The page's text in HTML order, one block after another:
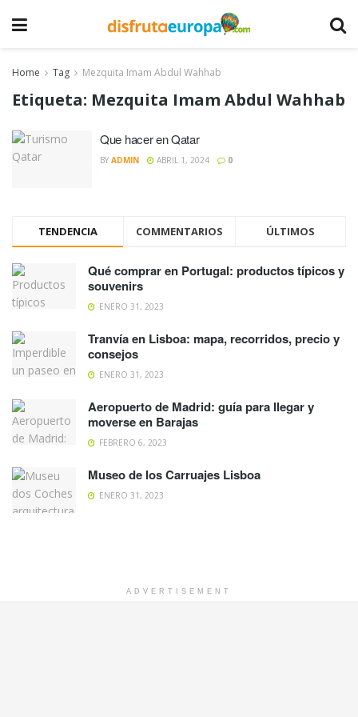
Home Tag Mezquita Imam Abdul Wahhab
Etiqueta: Mezquita Imam Abdul Wahhab
Que hacer en Qatar
BY ADMIN ABRIL 1, 2024 0
TENDENCIA COMMENTARIOS ÚLTIMOS
Qué comprar en Portugal: productos típicos y
souvenirs
ENERO 31, 2023
Tranvía en Lisboa: mapa, recorridos, precio y
consejos
ENERO 31, 2023
Aeropuerto de Madrid: guía para llegar y
moverse en Barajas
FEBRERO 6, 2023
Museo de los Carruajes Lisboa
ENERO 31, 2023
ADVERTISEMENT